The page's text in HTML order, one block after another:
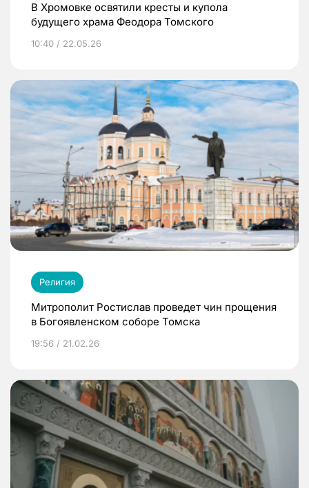
В Хромовке освятили кресты и купола
будущего храма Феодора Томского
10:40 / 22.05.26
Религия
Митрополит Ростислав проведет чин прощения
в Богоявленском соборе Томска
19:56 / 21.02.26